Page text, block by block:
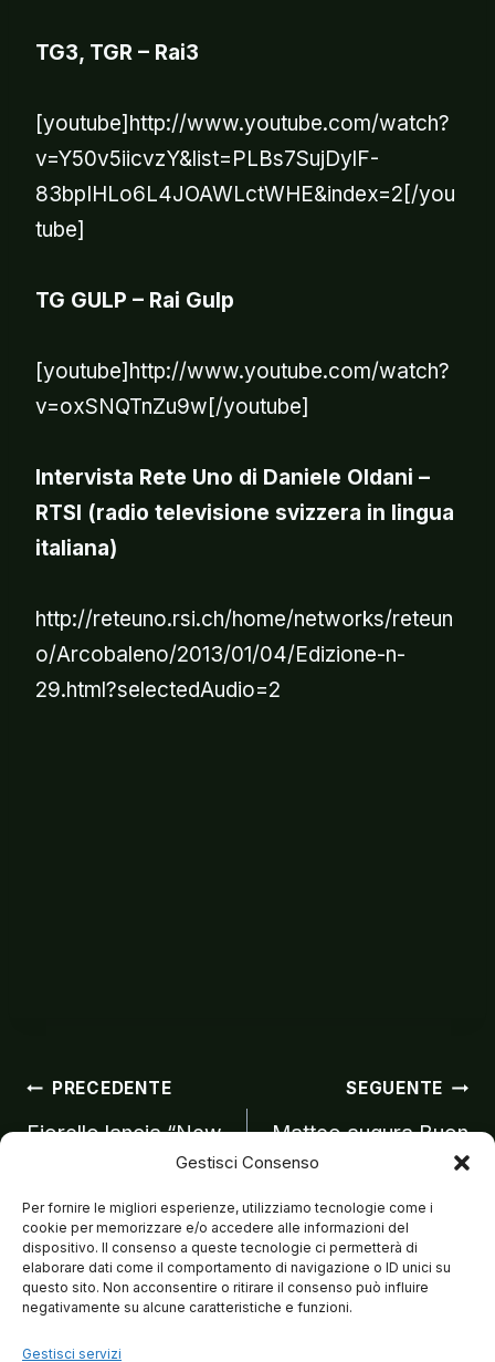
Gestisci Consenso
Per fornire le migliori esperienze, utilizziamo tecnologie come i
cookie per memorizzare e/o accedere alle informazioni del
dispositivo. Il consenso a queste tecnologie ci permetterà di
elaborare dati come il comportamento di navigazione o ID unici su
questo sito. Non acconsentire o ritirare il consenso può influire
negativamente su alcune caratteristiche e funzioni.
Gestisci servizi
TG3, TGR – Rai3
[youtube]http://www.youtube.com/watch?
v=Y50v5iicvzY&list=PLBs7SujDylF-
83bpIHLo6L4JOAWLctWHE&index=2[/you
tube]
TG GULP – Rai Gulp
[youtube]http://www.youtube.com/watch?
v=oxSNQTnZu9w[/youtube]
Intervista Rete Uno di Daniele Oldani –
RTSI (radio televisione svizzera in lingua
italiana)
http://reteuno.rsi.ch/home/networks/reteun
o/Arcobaleno/2013/01/04/Edizione-n-
29.html?selectedAudio=2
articoli
PRECEDENTE
Fiorello lancia “New
EdicolaFiore
SEGUENTE
Matteo augura Buon
Natale su RaiUno